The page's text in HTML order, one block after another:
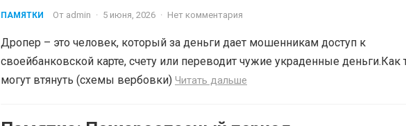
ПАМЯТКИ От admin · 5 июня, 2026 · Нет комментария
Дропер – это человек, который за деньги дает мошенникам доступ к
своейбанковской карте, счету или переводит чужие украденные деньги.Как
могут втянуть (схемы вербовки) Читать дальше